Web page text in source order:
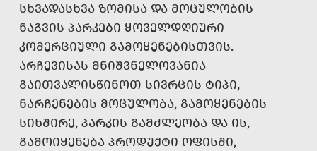
ᲡᲮᲕᲐᲓᲐᲡᲮᲕᲐ ᲖᲝᲛᲘᲡᲐ ᲓᲐ ᲛᲝᲪᲣᲚᲝᲑᲘᲡ
ᲜᲐᲒᲕᲘᲡ ᲞᲐᲠᲙᲔᲑᲘ ᲧᲝᲕᲔᲚᲓᲦᲘᲣᲠᲘ
ᲙᲝᲛᲔᲠᲪᲘᲣᲚᲘ ᲒᲐᲛᲝᲧᲔᲜᲔᲑᲘᲡᲗᲕᲘᲡ.
ᲐᲠᲩᲔᲕᲘᲡᲐᲡ ᲛᲜᲘᲨᲕᲜᲔᲚᲝᲕᲐᲜᲘᲐ
ᲒᲐᲘᲗᲕᲐᲚᲘᲡᲬᲘᲜᲝᲗ ᲡᲘᲕᲠᲪᲘᲡ ᲢᲘᲞᲘ,
ᲜᲐᲠᲩᲔᲜᲔᲑᲘᲡ ᲛᲝᲪᲣᲚᲝᲑᲐ, ᲒᲐᲛᲝᲧᲔᲜᲔᲑᲘᲡ
ᲡᲘᲮᲨᲘᲠᲔ, ᲞᲐᲠᲙᲘᲡ ᲒᲐᲛᲫᲚᲔᲝᲑᲐ ᲓᲐ ᲘᲡ,
ᲒᲐᲛᲝᲘᲧᲔᲜᲔᲑᲐ ᲞᲠᲝᲓᲣᲥᲢᲘ ᲝᲤᲘᲡᲨᲘ,